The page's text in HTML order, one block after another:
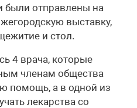
были отправлены на
выставку,
и стол.
4 врача, которые
членам общества
помощь, а в одной из
лекарства со